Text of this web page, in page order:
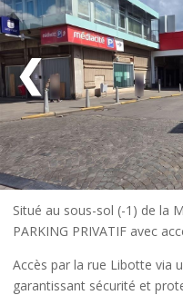
❮
Situé au sous-sol (-1) de la
PARKING PRIVATIF avec
Accès par la rue Libotte via
garantissant sécurité et